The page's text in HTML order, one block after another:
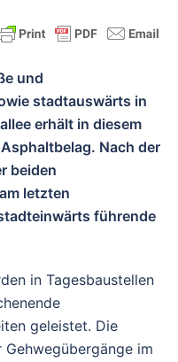
und
stadtauswärts in
erhält in diesem
Nach der
beiden
letzten
führende
in Tagesbaustellen
geleistet. Die
im